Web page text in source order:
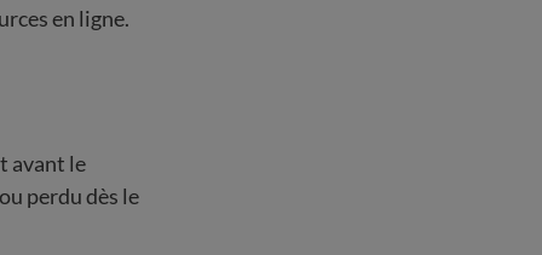
en ligne.
avant le
perdu dès le